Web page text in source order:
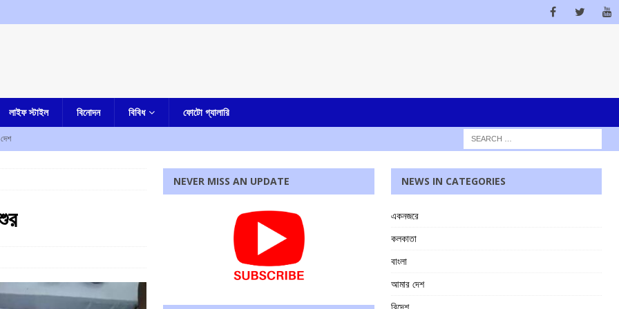
লাইফ স্টাইল বিনোদন বিবিধ ফোটো গ্যালারি
পেতে চলেছে কলকাতা হাইকোর্ট, রবীন্দ্র বিঠ্ঠলরাও ঘুগের নাম সুপারিশ করল সুপ্রিম কোর্টের কলেজিয়াম
উত্তেজনা ডোমজুর এলাকায়.. বাংলা
NEVER MISS AN UPDATE NEWS IN CATEGORIES
একনজরে
কলকাতা
বাংলা
আমার দেশ